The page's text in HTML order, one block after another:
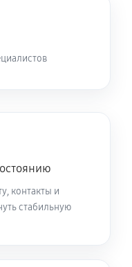
контакты и
стабильную